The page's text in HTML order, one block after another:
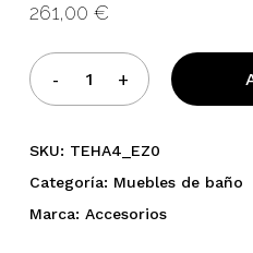
No hay
261,00 €
SKU: TEHA4_EZ0
Categoría: Muebles de baño
Marca: Accesorios